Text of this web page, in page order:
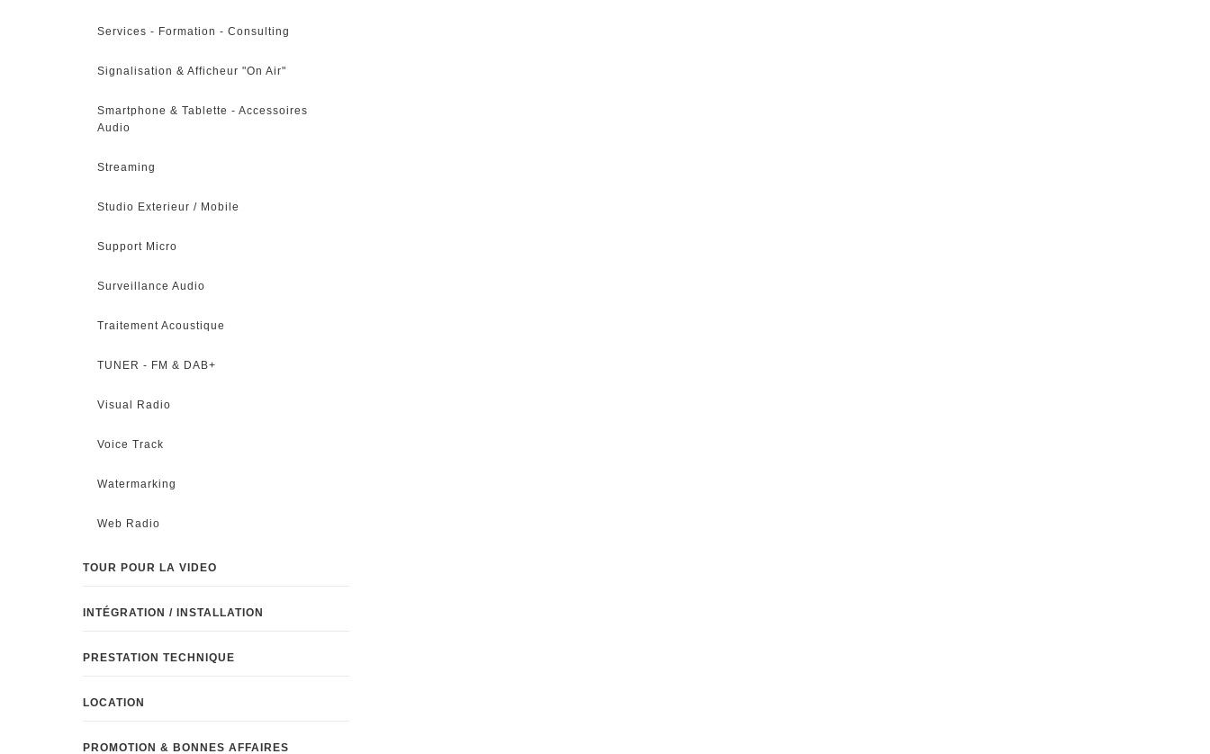
Services - Formation - Consulting
Signalisation & Afficheur "On Air"
Smartphone & Tablette - Accessoires
Audio
Streaming
Studio Exterieur / Mobile
Support Micro
Surveillance Audio
Traitement Acoustique
TUNER - FM & DAB+
Visual Radio
Voice Track
Watermarking
Web Radio
TOUR POUR LA VIDEO
INTÉGRATION / INSTALLATION
PRESTATION TECHNIQUE
LOCATION
PROMOTION & BONNES AFFAIRES